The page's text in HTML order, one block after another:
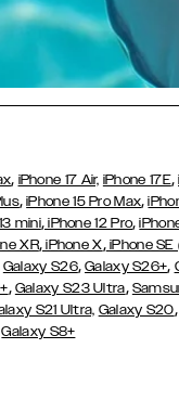
, iPhone 17 Air, iPhone 17E,
,iPhone 15 Pro Max,
mini,iPhone 12 Pro,
XR,iPhone X,iPhone
Galaxy S26,Galaxy S26+,
, Galaxy S23 Ultra,
S21 Ultra, Galaxy S20,
Galaxy S8+